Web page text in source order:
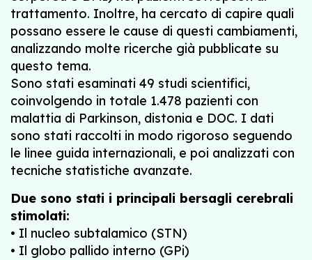
trattamento. Inoltre, ha cercato di capire quali
possano essere le cause di questi cambiamenti,
analizzando molte ricerche già pubblicate su
questo tema.
Sono stati esaminati 49 studi scientifici,
coinvolgendo in totale 1.478 pazienti con
malattia di Parkinson, distonia e DOC. I dati
sono stati raccolti in modo rigoroso seguendo
le linee guida internazionali, e poi analizzati con
tecniche statistiche avanzate.
Due sono stati i principali bersagli cerebrali
stimolati:
• Il nucleo subtalamico (STN)
• Il globo pallido interno (GPi)